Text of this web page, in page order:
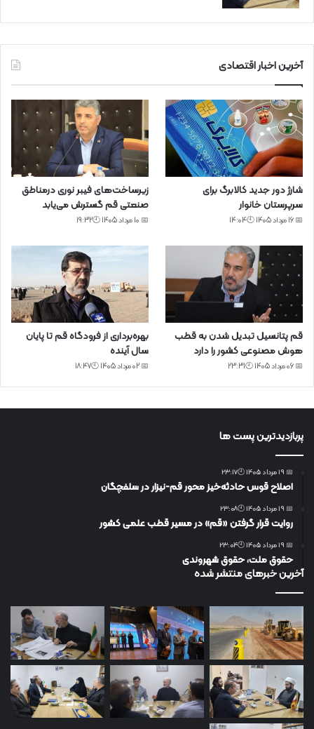
آخرین اخبار اقتصادی
شارژ دور جدید کالابرگ برای
سرپرستان خانوار
📅 16 مرداد 1405 🕙14:04
زیرساخت‌های فیبر نوری درمناطق
صنعتی قم گسترش می‌یابد
📅 10 مرداد 1405 🕙19:32
قم پتانسیل تبدیل شدن به قطب
هوش مصنوعی کشور را دارد
📅 06 مرداد 1405 🕙23:31
بهره‌برداری از فرودگاه قم تا پایان
سال آینده
📅 02 مرداد 1405 🕙18:47
پربازدیدترین پست ها
📅 19 مرداد 1405 🕙23:17
اصلاح قوس حادثه‌خیز محور قم-نیزار در سلفچگان
📅 19 مرداد 1405 🕙23:08
روایت قرار گرفتن «قم» در مسیر قطب علمی کشور
📅 19 مرداد 1405 🕙23:04
حقوق ملت، حقوق شهروندی
آخرین خبرهای منتشر شده